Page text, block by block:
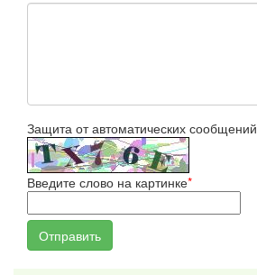
Защита от автоматических сообщений
Введите слово на картинке*